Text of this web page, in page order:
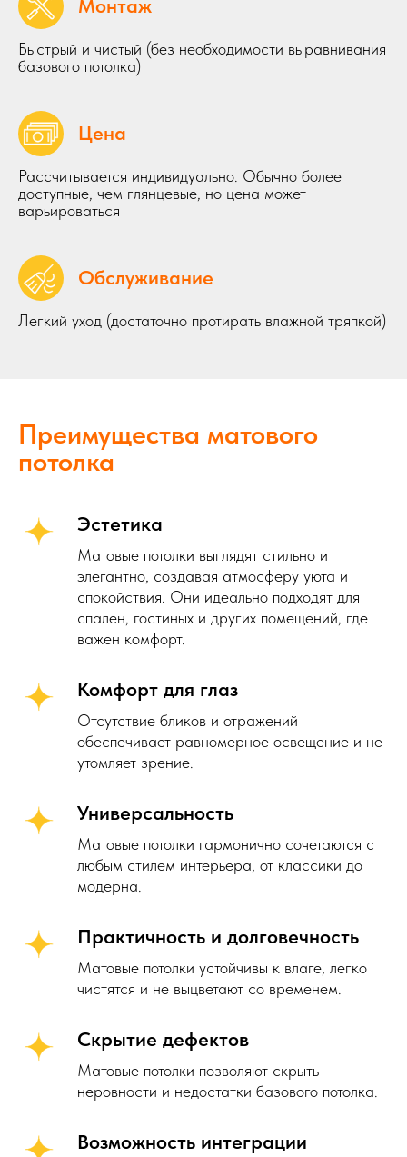
Монтаж
Быстрый и чистый (без необходимости выравнивания
базового потолка)
Цена
Рассчитывается индивидуально. Обычно более
доступные, чем глянцевые, но цена может
варьироваться
Обслуживание
Легкий уход (достаточно протирать влажной тряпкой)
Преимущества матового
потолка
Эстетика
Матовые потолки выглядят стильно и
элегантно, создавая атмосферу уюта и
спокойствия. Они идеально подходят для
спален, гостиных и других помещений, где
важен комфорт.
Комфорт для глаз
Отсутствие бликов и отражений
обеспечивает равномерное освещение и не
утомляет зрение.
Универсальность
Матовые потолки гармонично сочетаются с
любым стилем интерьера, от классики до
модерна.
Практичность и долговечность
Матовые потолки устойчивы к влаге, легко
чистятся и не выцветают со временем.
Скрытие дефектов
Матовые потолки позволяют скрыть
неровности и недостатки базового потолка.
Возможность интеграции